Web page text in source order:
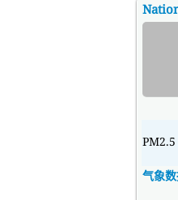
PM2.5
气象